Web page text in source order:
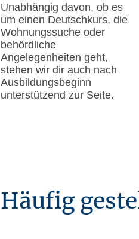
Unabhängig davon, ob es
um einen Deutschkurs, die
Wohnungssuche oder
behördliche
Angelegenheiten geht,
stehen wir dir auch nach
Ausbildungsbeginn
unterstützend zur Seite.
Häufig